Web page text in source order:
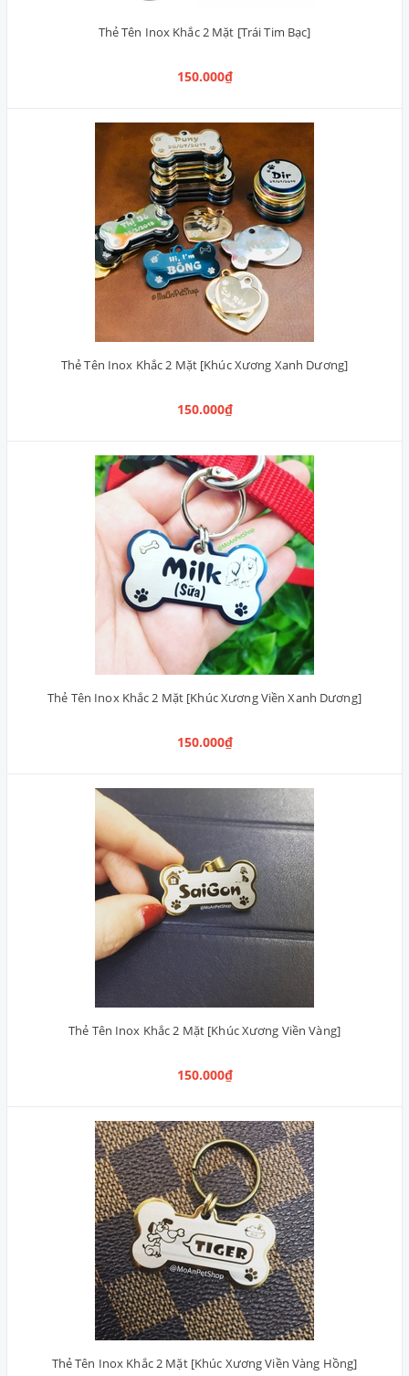
Thẻ Tên Inox Khắc 2 Mặt [Trái Tim Bạc]
150.000₫
Thẻ Tên Inox Khắc 2 Mặt [Khúc Xương Xanh Dương]
150.000₫
Thẻ Tên Inox Khắc 2 Mặt [Khúc Xương Viền Xanh Dương]
150.000₫
Thẻ Tên Inox Khắc 2 Mặt [Khúc Xương Viền Vàng]
150.000₫
Thẻ Tên Inox Khắc 2 Mặt [Khúc Xương Viền Vàng Hồng]